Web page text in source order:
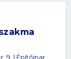
9. Építőipar